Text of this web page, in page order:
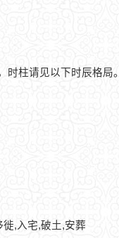
柱请见以下时辰格局。
,入宅,破土,安葬